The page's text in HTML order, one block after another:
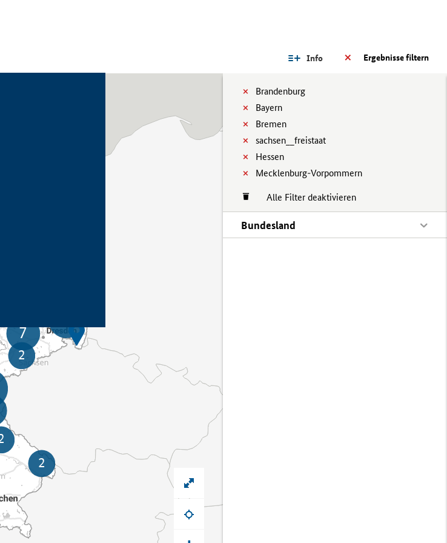
Ergebnisse filtern
Info
Brandenburg
Bayern
Bremen
sachsen__freistaat
Hessen
Mecklenburg-Vorpommern
Alle Filter deaktivieren
Bundesland